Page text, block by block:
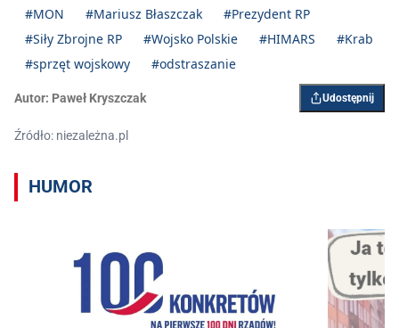
#MON
#Mariusz Błaszczak
#Prezydent RP
#Siły Zbrojne RP
#Wojsko Polskie #HIMARS
#Krab
#sprzęt wojskowy
#odstraszanie
Autor: Paweł Kryszczak Udostępnij
Źródło: niezależna.pl
HUMOR